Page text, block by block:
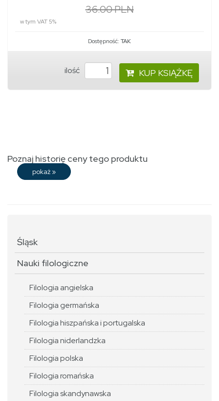
36.00 PLN
w tym VAT 5%
Dostępność: TAK
ilość KUP KSIĄŻKĘ
Poznaj historię ceny tego produktu
pokaż »
Śląsk
Nauki filologiczne
Filologia angielska
Filologia germańska
Filologia hiszpańska i portugalska
Filologia niderlandzka
Filologia polska
Filologia romańska
Filologia skandynawska